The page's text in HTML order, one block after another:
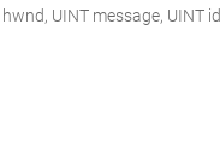
hwnd, UINT message, UINT